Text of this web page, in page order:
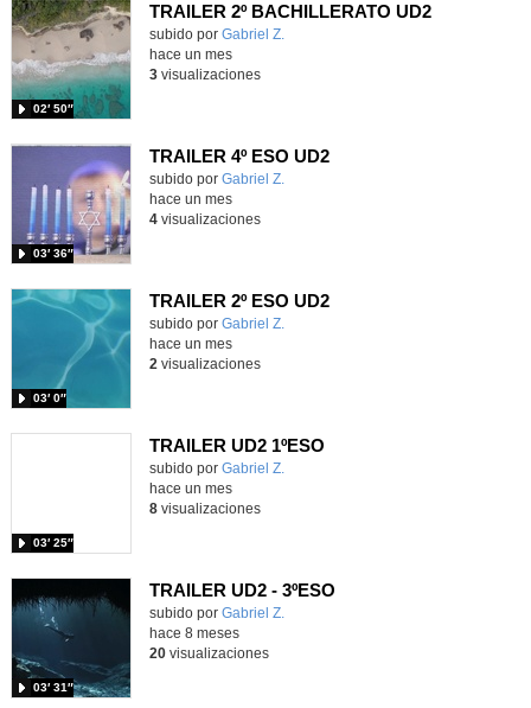
TRAILER 2º BACHILLERATO UD2
Contenido educativo.
subido por Gabriel Z.
02′ 50″
hace un mes
3visualizaciones
TRAILER 4º ESO UD2
Contenido educativo.
subido por Gabriel Z.
03′ 36″
hace un mes
4visualizaciones
TRAILER 2º ESO UD2
Contenido educativo.
subido por Gabriel Z.
03′ 0″
hace un mes
2 visualizaciones
TRAILER UD2 1ºESO
Contenido educativo.
subido por Gabriel Z.
03′ 25″
hace un mes
8visualizaciones
TRAILER UD2 - 3ºESO
Contenido educativo.
subido por Gabriel Z.
03′ 31″
hace 8 meses
20visualizaciones